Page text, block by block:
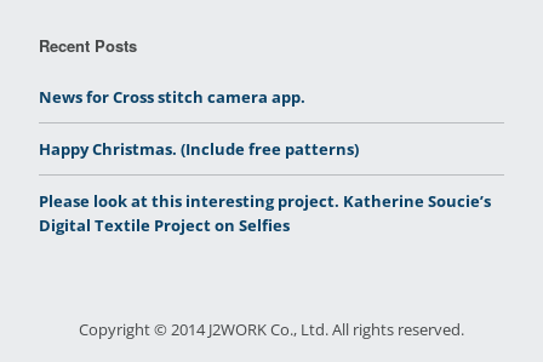
Recent Posts
News for Cross stitch camera app.
Happy Christmas. (Include free patterns)
Please look at this interesting project. Katherine Soucie’s
Digital Textile Project on Selfies
Copyright © 2014 J2WORK Co., Ltd. All rights reserved.